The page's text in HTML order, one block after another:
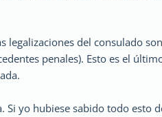
legalizaciones del consulado
penales). Esto es el
Si yo hubiese sabido todo esto